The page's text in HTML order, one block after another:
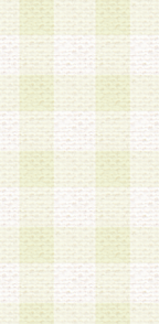
スに係る謝礼、
の電話、メール
れらに付随する
会員個人を識別
本人の承諾なく
きる情報につい
会員本人の同意
めに拘わらず、
となく、会員個
た委託業者に対